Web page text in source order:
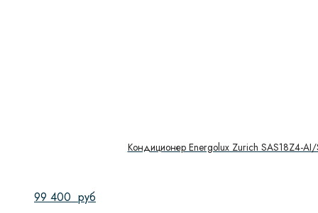
Кондиционер Energolux Zurich SAS18Z4-AI/
99 400 руб